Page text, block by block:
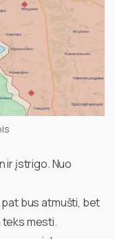
ir įstrigo. Nuo
pat bus atmušti, bet
teks mesti.